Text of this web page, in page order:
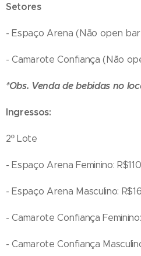
Setores
- Espaço Arena (Não open
- Camarote Confiança (Não
*Obs. Venda de bebidas no
Ingressos:
2º Lote
- Espaço Arena Feminino:
- Espaço Arena Masculino:
- Camarote Confiança
- Camarote Confiança